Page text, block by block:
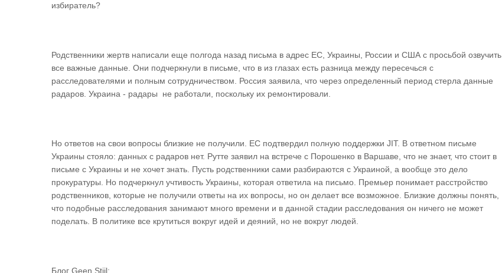
избиратель?
Родственники жертв написали еще полгода назад письма в адрес ЕС, Украины, России и США с просьбой озвучить
все важные данные. Они подчеркнули в письме, что в из глазах есть разница между пересечься с
расследователями и полным сотрудничеством. Россия заявила, что через определенный период стерла данные
радаров. Украина - радары не работали, поскольку их ремонтировали.
Но ответов на свои вопросы близкие не получили. ЕС подтвердил полную поддержки JIT. В ответном письме
Украины стояло: данных с радаров нет. Рутте заявил на встрече с Порошенко в Варшаве, что не знает, что стоит в
письме с Украины и не хочет знать. Пусть родственники сами разбираются с Украиной, а вообще это дело
прокуратуры. Но подчеркнул учтивость Украины, которая ответила на письмо. Премьер понимает расстройство
родственников, которые не получили ответы на их вопросы, но он делает все возможное. Близкие должны понять,
что подобные расследования занимают много времени и в данной стадии расследования он ничего не может
поделать. В политике все крутиться вокруг идей и деяний, но не вокруг людей.
Блог Geen Stijl: